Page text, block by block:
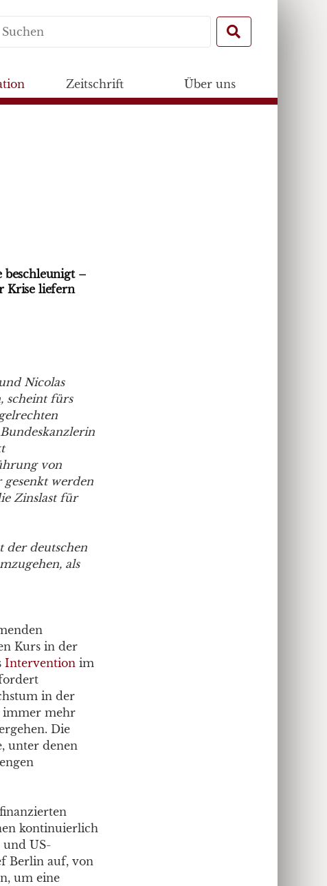
Zeitschrift Über uns
beschleunigt –
Krise liefern
Nicolas
scheint fürs
von
werden
Zinslast für
der deutschen
als
Kurs in der
Intervention im
in der
immer mehr
Die
unter denen
kontinuierlich
US-
Berlin auf, von
um eine